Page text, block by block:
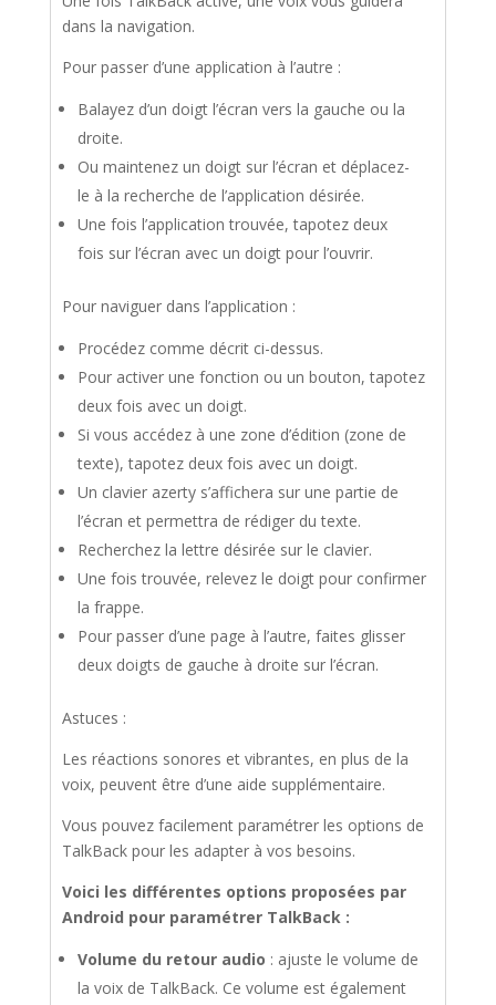
dans la navigation.
Pour passer d’une application à l’autre :
Balayez d’un doigt l’écran vers la gauche ou la
droite.
Ou maintenez un doigt sur l’écran et déplacez-
le à la recherche de l’application désirée.
Une fois l’application trouvée, tapotez deux
fois sur l’écran avec un doigt pour l’ouvrir.
Pour naviguer dans l’application :
Procédez comme décrit ci-dessus.
Pour activer une fonction ou un bouton, tapotez
deux fois avec un doigt.
Si vous accédez à une zone d’édition (zone de
texte), tapotez deux fois avec un doigt.
Un clavier azerty s’affichera sur une partie de
l’écran et permettra de rédiger du texte.
Recherchez la lettre désirée sur le clavier.
Une fois trouvée, relevez le doigt pour confirmer
la frappe.
Pour passer d’une page à l’autre, faites glisser
deux doigts de gauche à droite sur l’écran.
Astuces :
Les réactions sonores et vibrantes, en plus de la
voix, peuvent être d’une aide supplémentaire.
Vous pouvez facilement paramétrer les options de
TalkBack pour les adapter à vos besoins.
Voici les différentes options proposées par
Android pour paramétrer TalkBack :
Volume du retour audio : ajuste le volume de
la voix de TalkBack. Ce volume est également